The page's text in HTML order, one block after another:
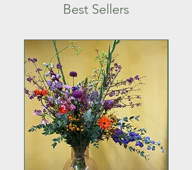
Best Sellers